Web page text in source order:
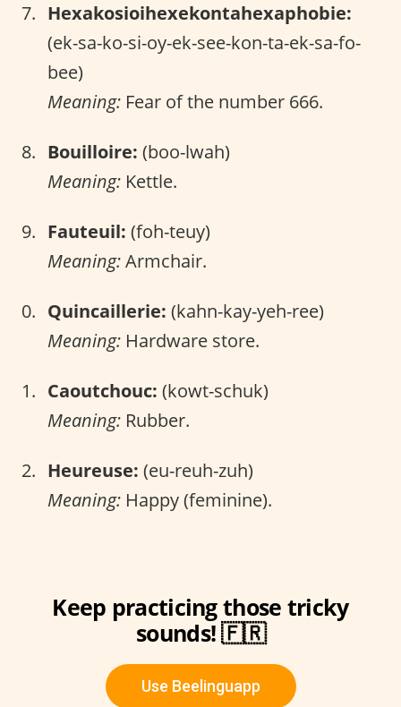
Hexakosioihexekontahexaphobie:
(ek-sa-ko-si-oy-ek-see-kon-ta-ek-sa-fo-
bee)
Meaning: Fear of the number 666.
Bouilloire: (boo-lwah)
Meaning: Kettle.
Fauteuil: (foh-teuy)
Meaning:Armchair.
Quincaillerie: (kahn-kay-yeh-ree)
Meaning: Hardware store.
Caoutchouc: (kowt-schuk)
Meaning: Rubber.
Heureuse: (eu-reuh-zuh)
Meaning: Happy (feminine).
Keep practicing those tricky
sounds! 🇫🇷
Use Beelinguapp